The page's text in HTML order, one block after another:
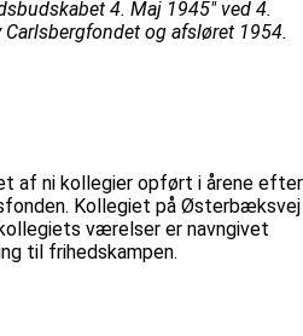
4. Maj 1945" ved 4.
og afsløret 1954.
af ni kollegier opført i årene efter
Kollegiet på Østerbæksvej
værelser er navngivet
til frihedskampen.